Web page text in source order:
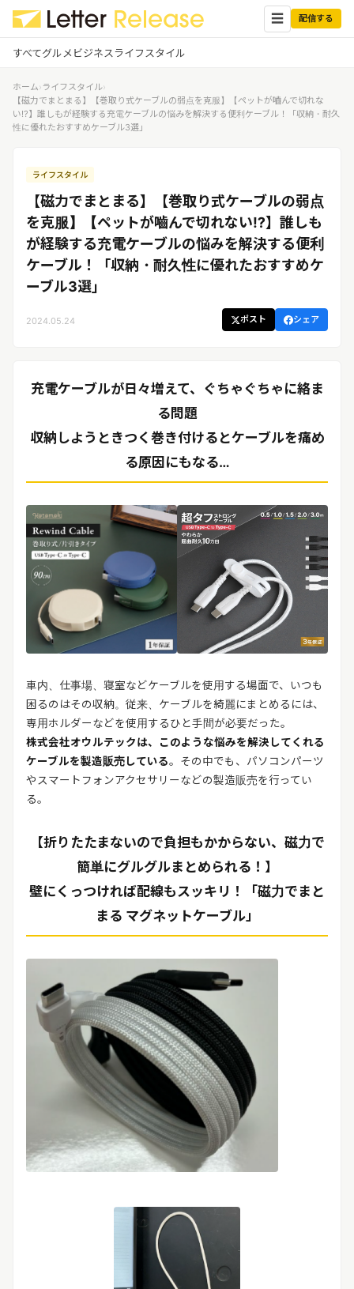
☰ 配信する
すべてグルメビジネスライフスタイル
グルメ
ビジネス
ライフスタイル
ログイン ✕
企業ユーザーでログイン
する
受信レターリリース受信ユーザー
メディアユーザーでログインする
レターリリースを受信（メディア登
録）
ホーム›ライフスタイル›
【磁力でまとまる】【巻取り式ケーブルの弱点を克服】【ペットが嚙んで切れな
い⁉】誰しもが経験する充電ケーブルの悩みを解決する便利ケーブル！「収納・耐久
性に優れたおすすめケーブル3選」
ライフスタイル
【磁力でまとまる】【巻取り式ケーブルの弱点
を克服】【ペットが嚙んで切れない⁉】誰しも
が経験する充電ケーブルの悩みを解決する便利
ケーブル！「収納・耐久性に優れたおすすめケ
ーブル3選」
2024.05.24 ポスト シェア
充電ケーブルが日々増えて、ぐちゃぐちゃに絡ま
る問題
収納しようときつく巻き付けるとケーブルを痛め
る原因にもなる…
車内、仕事場、寝室などケーブルを使用する場面で、いつも
困るのはその収納。従来、ケーブルを綺麗にまとめるには、
専用ホルダーなどを使用するひと手間が必要だった。
株式会社オウルテックは、このような悩みを解決してくれる
ケーブルを製造販売している。その中でも、パソコンパーツ
やスマートフォンアクセサリーなどの製造販売を行ってい
る。
【折りたたまないので負担もかからない、磁力で
簡単にグルグルまとめられる！】
壁にくっつければ配線もスッキリ！「磁力でまと
まる マグネットケーブル」